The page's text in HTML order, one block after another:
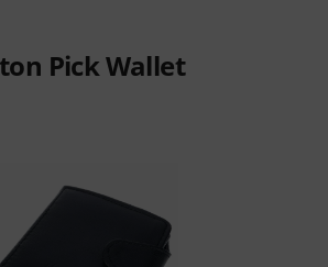
Pick Wallet
5 gwiazdek z 89 ocen klientów